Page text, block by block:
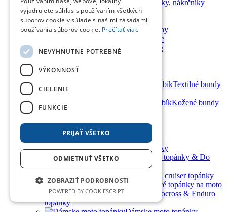
Kukly, šátky, nákrčníky
Voľný čas
Reflexné prvky
Kevlarové mikiny
Kevlarové košele
Údržba a čistenie
MTB
Textilné bundy
a nohavice PSí Hubík
Kožené bundy
a nohavice PSí Hubík
Topánky
všetky produkty v kategórii
Cestovné topánky
Urban topánky & Do
mesta
Chopper, cruiser topánky
Športové topánky na moto
Motocross & Enduro
topánky
vyjadrujete súhlas s používaním všetkých
súborov cookie v súlade s našimi zásadami
používania súborov cookie. Prečítať viac
NEVYHNUTNE POTREBNÉ
VÝKONNOSŤ
CIELENIE
FUNKCIE
PRIJAŤ VŠETKO
ODMIETNUŤ VŠETKO
ZOBRAZIŤ PODROBNOSTI
POWERED BY COOKIESCRIPT